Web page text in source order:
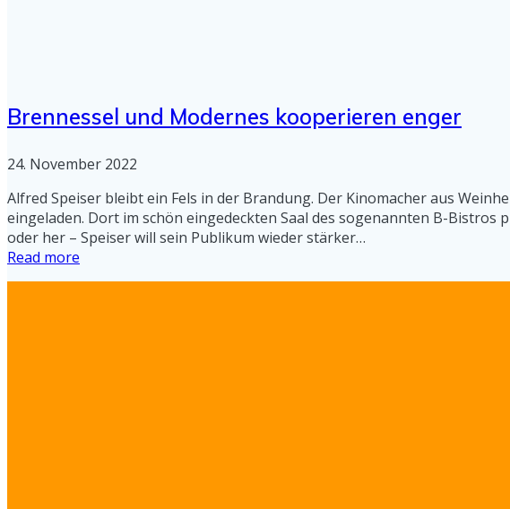
Brennessel und Modernes kooperieren enger
24. November 2022
Alfred Speiser bleibt ein Fels in der Brandung. Der Kinomacher aus
eingeladen. Dort im schön eingedeckten Saal des sogenannten B-
oder her – Speiser will sein Publikum wieder stärker…
Read more